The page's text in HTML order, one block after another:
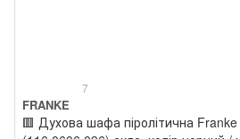
7
FRANKE
🟥 Духова шафа піролітична